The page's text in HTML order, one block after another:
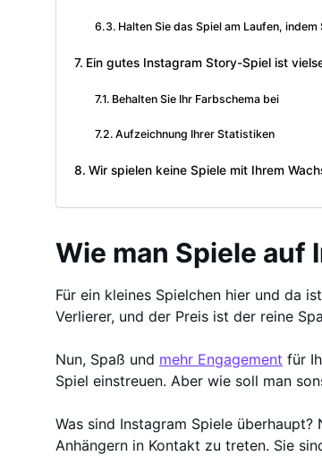
Halten Sie das Spiel am Laufen,
Ein gutes Instagram Story-Spiel ist
Behalten Sie Ihr Farbschema bei
Aufzeichnung Ihrer Statistiken
Wir spielen keine Spiele mit Ihrem
Wie man Spiele auf
Für ein kleines Spielchen hier und da
Verlierer, und der Preis ist der reine
Nun, Spaß und mehr Engagement für
Spiel einstreuen. Aber wie soll man
Was sind Instagram Spiele
Anhängern in Kontakt zu treten. Sie